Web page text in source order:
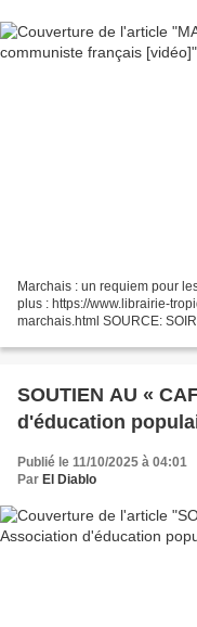
Marchais : un requiem pour
plus : https://www.librairie-
marchais.html SOURCE:
SOUTIEN AU «
d'éducation
Publié le 11/10/2025 à 04:01
Par El Diablo